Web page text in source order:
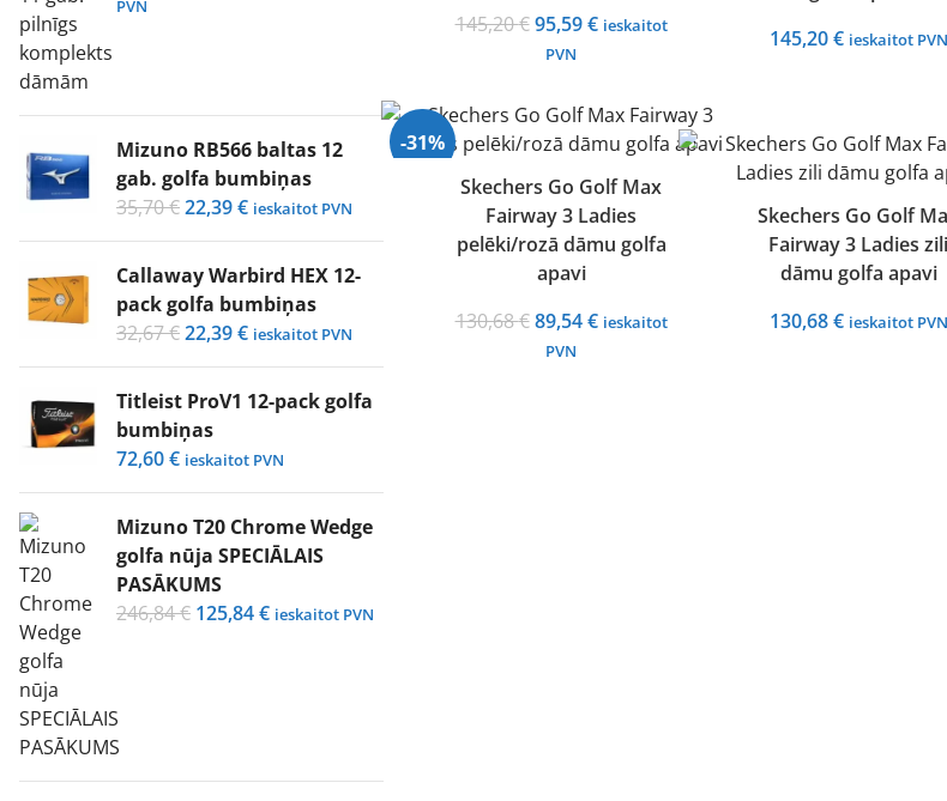
PVN
Mizuno RB566 baltas 12
gab. golfa bumbiņas
35,70€Original
price
was:
35,70 €.
22,39€Current
price
is:
22,39 €.
ieskaitot PVN
Callaway Warbird HEX 12-
pack golfa bumbiņas
32,67€Original
price
was:
22,39€Current
price
is:
22,39 €.
ieskaitot PVN
Titleist ProV1 12-pack golfa
bumbiņas
72,60€ ieskaitot PVN
Mizuno T20 Chrome Wedge
golfa nūja SPECIĀLAIS
PASĀKUMS
246,84€ Original
125,84€Current
ieskaitot PVN
145,20€ Original
price
145,20 €.
95,59€Current
95,59 €.
ieskaitot
PVN
145,20€ ieskaitot PVN
-31%
Skechers Go Golf Max
Fairway 3 Ladies
pelēki/rozā dāmu golfa
apavi
130,68€ Original
price
89,54€Current
ieskaitot
PVN
Skechers Go Golf
Fairway 3 Ladies zili
dāmu golfa apavi
130,68€ ieskaitot PVN